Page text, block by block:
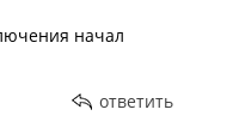
начал
ответить